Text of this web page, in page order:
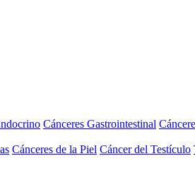
Cánceres Gastrointestinal
Cánceres de la Piel Cáncer del Testículo